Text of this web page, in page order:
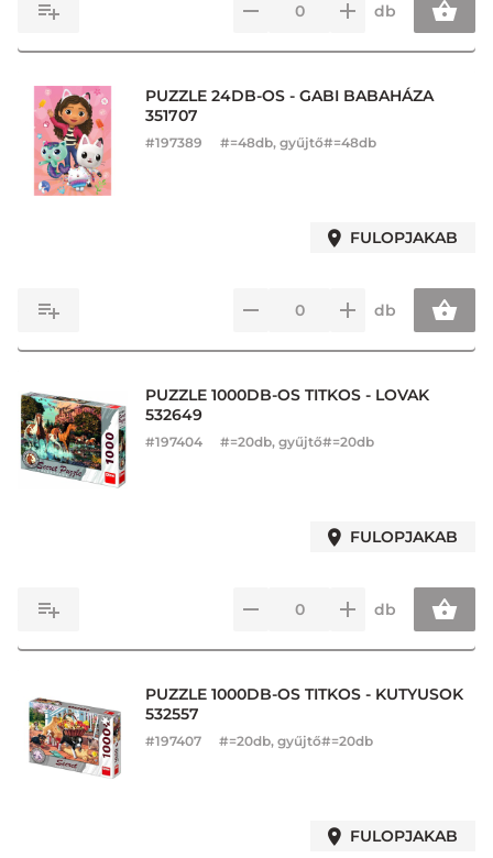
db
PUZZLE 24DB-OS - GABI BABAHÁZA
351707
#197389 #=48db, gyűjtő#=48db
FULOPJAKAB
db
PUZZLE 1000DB-OS TITKOS - LOVAK
532649
#197404 #=20db, gyűjtő#=20db
FULOPJAKAB
db
PUZZLE 1000DB-OS TITKOS - KUTYUSOK
532557
#197407 #=20db, gyűjtő#=20db
FULOPJAKAB